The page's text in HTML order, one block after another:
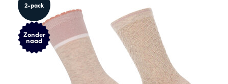
2-pack
Zonder
naad